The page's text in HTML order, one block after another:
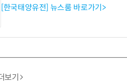
[한국태양유전] 뉴스룸 바로가기>
보기